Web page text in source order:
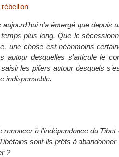
rébellion
n’a émergé que depuis
temps plus long. Que le
une chose est néanmoins
autour desquelles s’articule le
les piliers autour desquels
indispensable.
à l’indépendance du Tibet
sont-ils prêts à abandonner
?